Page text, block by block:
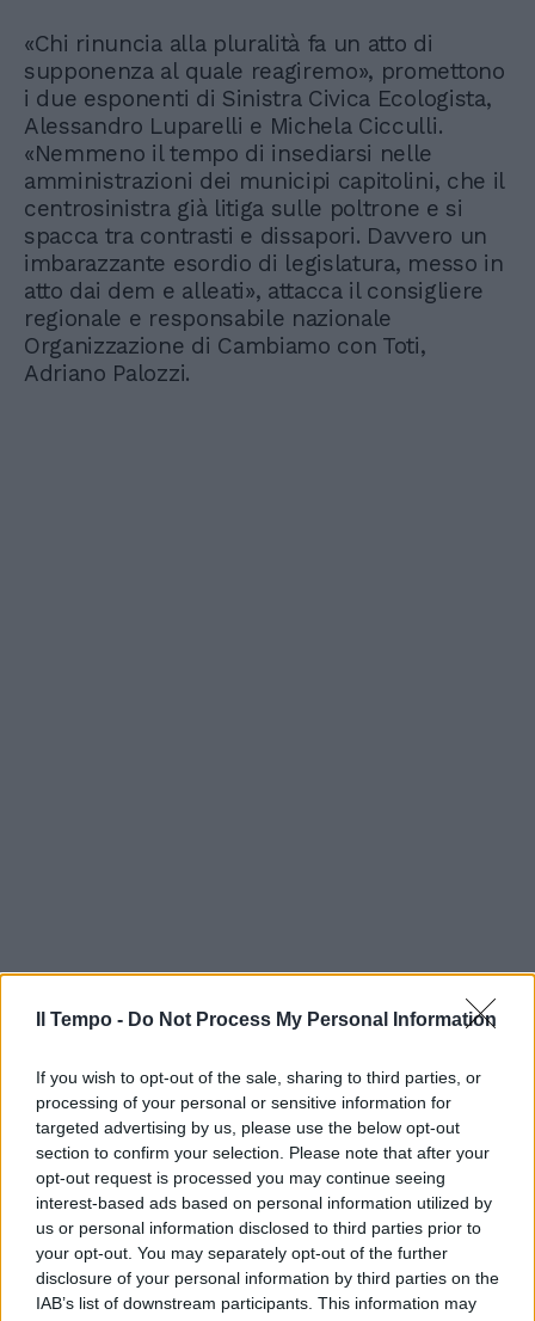
Il Tempo - Do Not Process My Personal Information
If you wish to opt-out of the sale, sharing to third parties, or
processing of your personal or sensitive information for
targeted advertising by us, please use the below opt-out
section to confirm your selection. Please note that after your
opt-out request is processed you may continue seeing
interest-based ads based on personal information utilized by
us or personal information disclosed to third parties prior to
your opt-out. You may separately opt-out of the further
disclosure of your personal information by third parties on the
IAB’s list of downstream participants. This information may
«Chi rinuncia alla pluralità fa un atto di
supponenza al quale reagiremo», promettono
i due esponenti di Sinistra Civica Ecologista,
Alessandro Luparelli e Michela Cicculli.
«Nemmeno il tempo di insediarsi nelle
amministrazioni dei municipi capitolini, che il
centrosinistra già litiga sulle poltrone e si
spacca tra contrasti e dissapori. Davvero un
imbarazzante esordio di legislatura, messo in
atto dai dem e alleati», attacca il consigliere
regionale e responsabile nazionale
Organizzazione di Cambiamo con Toti,
Adriano Palozzi.